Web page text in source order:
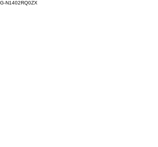
G-N1402RQ0ZX